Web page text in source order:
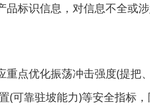
品标识信息，对信息不全或
点优化振荡冲击强度(提把
(可靠驻坡能力)等安全指标